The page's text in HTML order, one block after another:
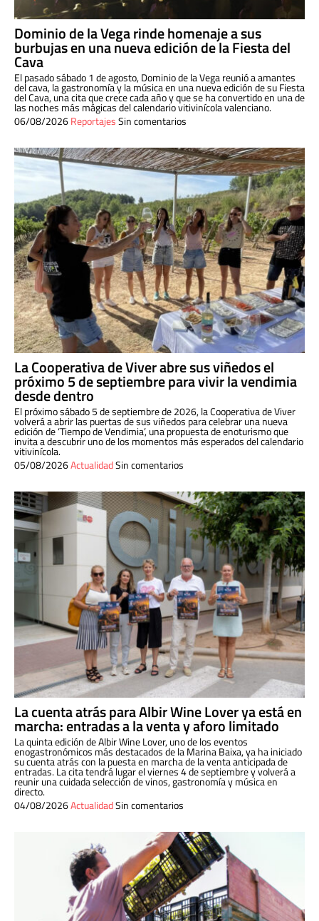
Dominio de la Vega rinde homenaje a sus
burbujas en una nueva edición de la Fiesta del
Cava
El pasado sábado 1 de agosto, Dominio de la Vega reunió a amantes
del cava, la gastronomía y la música en una nueva edición de su Fiesta
del Cava, una cita que crece cada año y que se ha convertido en una de
las noches más mágicas del calendario vitivinícola valenciano.
06/08/2026ReportajesSin comentarios
La Cooperativa de Viver abre sus viñedos el
próximo 5 de septiembre para vivir la vendimia
desde dentro
El próximo sábado 5 de septiembre de 2026, la Cooperativa de Viver
volverá a abrir las puertas de sus viñedos para celebrar una nueva
edición de ‘Tiempo de Vendimia’, una propuesta de enoturismo que
invita a descubrir uno de los momentos más esperados del calendario
vitivinícola.
05/08/2026ActualidadSin comentarios
La cuenta atrás para Albir Wine Lover ya está en
marcha: entradas a la venta y aforo limitado
La quinta edición de Albir Wine Lover, uno de los eventos
enogastronómicos más destacados de la Marina Baixa, ya ha iniciado
su cuenta atrás con la puesta en marcha de la venta anticipada de
entradas. La cita tendrá lugar el viernes 4 de septiembre y volverá a
reunir una cuidada selección de vinos, gastronomía y música en
directo.
04/08/2026ActualidadSin comentarios